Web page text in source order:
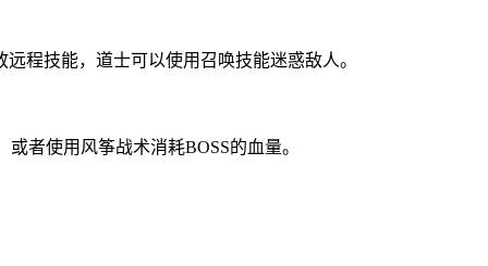
程技能，道士可以使用召唤技能迷惑敌人。
者使用风筝战术消耗BOSS的血量。